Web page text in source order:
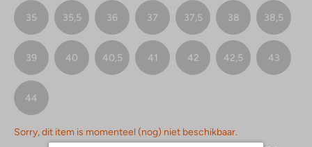
35 35,5 36 37 37,5 38 38,5
39 40 40,5 41 42 42,5 43
44
Sorry, dit item is momenteel (nog) niet beschikbaar.